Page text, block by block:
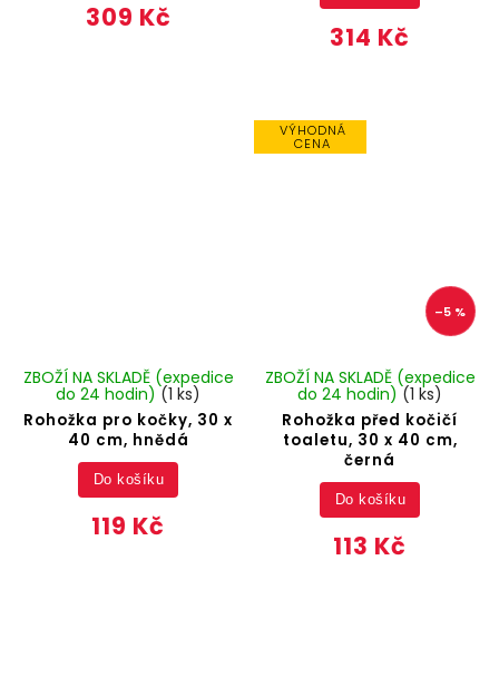
309 Kč
314 Kč
Rohožka pro kočky, 30 x
40 cm, hnědá
ZBOŽÍ NA SKLADĚ (expedice
do 24 hodin) (1 ks)
119 Kč
Do košíku
VÝHODNÁ
CENA
–5 %
Rohožka před kočičí
toaletu, 30 x 40 cm,
černá
ZBOŽÍ NA SKLADĚ (expedice
do 24 hodin) (1 ks)
113 Kč
Do košíku